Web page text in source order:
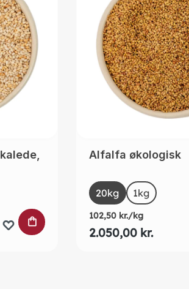
LÆG I INDKØBSKURVEN
Alfalfa økologisk
Select
Size
20kg(This option is
1kg
102,50 kr./kg
2.050,00 kr.